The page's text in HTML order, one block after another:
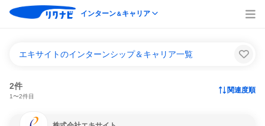
インターン＆キャリア
エキサイトのインターンシップ＆キャリア一覧
2件
1〜2件目
関連度順